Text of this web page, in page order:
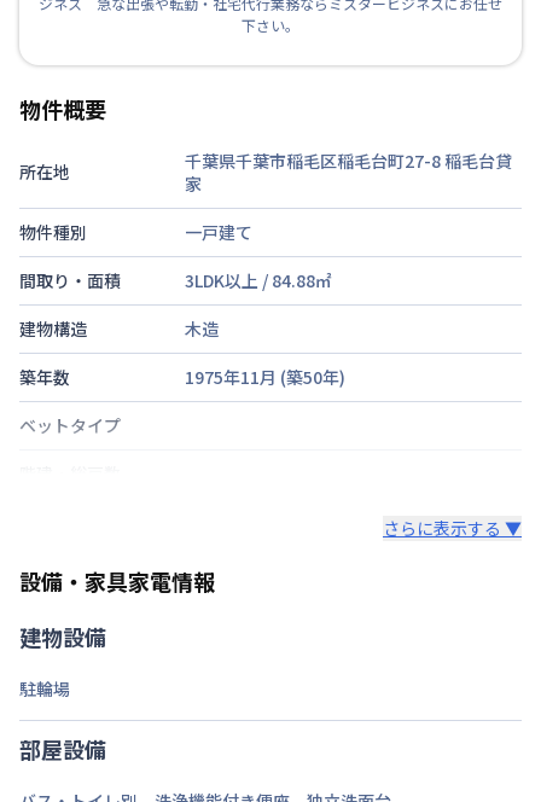
下さい。
物件概要
所在地 千葉県千葉市稲毛区稲毛台町27-8稲毛台貸
家
物件種別
一戸建て
間取り・面積
3LDK以上 / 84.88㎡
建物構造
木造
築年数
1975年11月 (築50年)
ベットタイプ
部屋の向き
南
交通
定員
さらに表示する ▼
設備・家具家電情報
建物設備
駐輪場
部屋設備